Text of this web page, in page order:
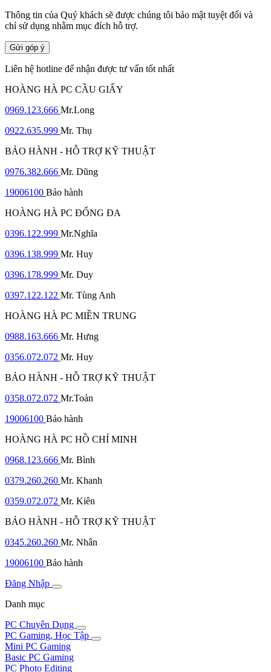
Thông tin của Quý khách sẽ được chúng tôi bảo mật tuyệt đối và
chỉ sử dụng nhằm mục đích hỗ trợ.
Gửi góp ý
Liên hệ hotline để nhận được tư vấn tốt nhất
HOÀNG HÀ PC CẦU GIẤY
0969.123.666 Mr.Long
0922.635.999 Mr. Thụ
BẢO HÀNH - HỖ TRỢ KỸ THUẬT
0976.382.666 Mr. Dũng
19006100 Bảo hành
HOÀNG HÀ PC ĐỐNG ĐA
0396.122.999 Mr.Nghĩa
0396.138.999 Mr. Huy
0396.178.999 Mr. Duy
0397.122.122 Mr. Tùng Anh
HOÀNG HÀ PC MIỀN TRUNG
0988.163.666 Mr. Hưng
0356.072.072 Mr. Huy
BẢO HÀNH - HỖ TRỢ KỸ THUẬT
0358.072.072 Mr.Toản
19006100 Bảo hành
HOÀNG HÀ PC HỒ CHÍ MINH
0968.123.666 Mr. Bình
0379.260.260 Mr. Khanh
0359.072.072 Mr. Kiên
BẢO HÀNH - HỖ TRỢ KỸ THUẬT
0345.260.260 Mr. Nhân
19006100 Bảo hành
Đăng Nhập
Danh mục
PC Chuyên Dụng
PC Gaming, Học Tập
Mini PC Gaming
Basic PC Gaming
PC Photo Editing